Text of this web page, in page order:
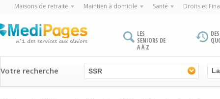
Maisons de retraite Maintien à domicile Santé Droits et
LES
SENIORS DE
A À Z
Votre recherche SSR